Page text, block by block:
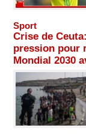
Sport
Crise de
pression pour
Mondial 2030